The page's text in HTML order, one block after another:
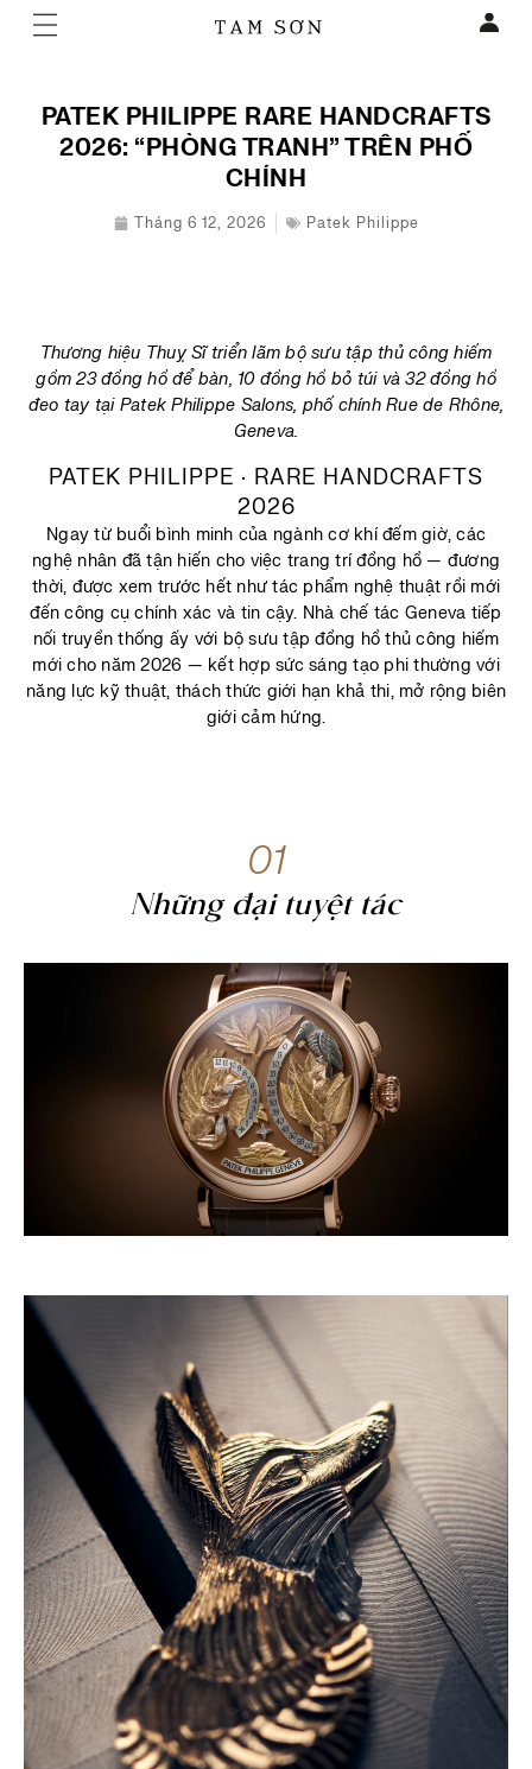
PATEK PHILIPPE RARE HANDCRAFTS
2026: “PHÒNG TRANH” TRÊN PHỐ
CHÍNH
Tháng 6 12, 2026 Patek Philippe
Thương hiệu Thuỵ Sĩ triển lãm bộ sưu tập thủ công hiếm
gồm 23 đồng hồ để bàn, 10 đồng hồ bỏ túi và 32 đồng hồ
đeo tay tại Patek Philippe Salons, phố chính Rue de Rhône,
Geneva.
PATEK PHILIPPE · RARE HANDCRAFTS
2026
Ngay từ buổi bình minh của ngành cơ khí đếm giờ, các
nghệ nhân đã tận hiến cho việc trang trí đồng hồ — đương
thời, được xem trước hết như tác phẩm nghệ thuật rồi mới
đến công cụ chính xác và tin cậy. Nhà chế tác Geneva tiếp
nối truyền thống ấy với bộ sưu tập đồng hồ thủ công hiếm
mới cho năm 2026 — kết hợp sức sáng tạo phi thường với
năng lực kỹ thuật, thách thức giới hạn khả thi, mở rộng biên
giới cảm hứng.
01
Những đại tuyệt tá​c